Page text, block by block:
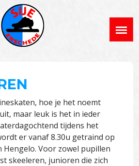
hoe je het noemt
maar leuk is het in ieder
tijdens het
er vanaf 8.30u getraind op
Hengelo. Voor zowel pupillen
skeeleren, junioren die zich